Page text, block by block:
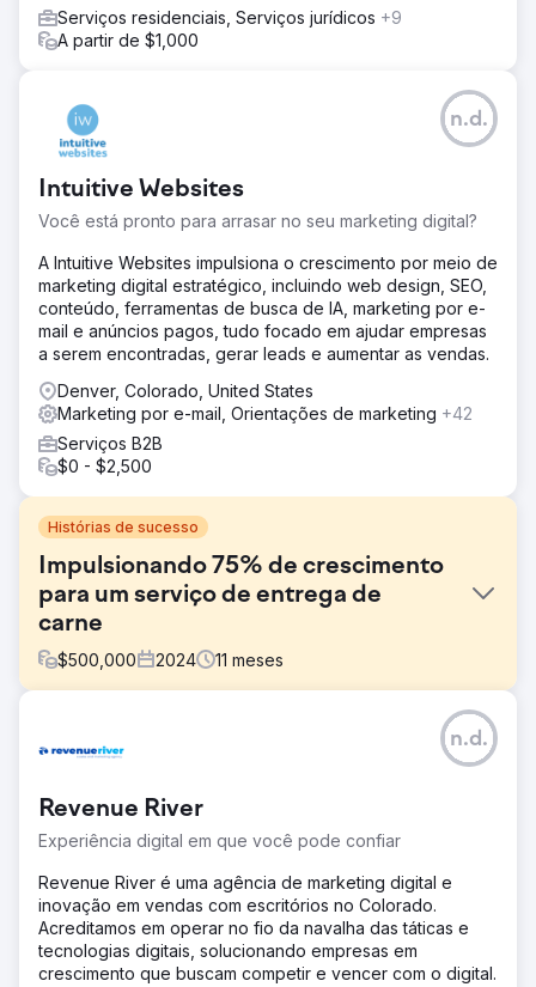
Serviços residenciais, Serviços jurídicos +9
A partir de $1,000
Intuitive Websites
Você está pronto para arrasar no seu marketing digital?
n.d.
A Intuitive Websites impulsiona o crescimento por meio de
marketing digital estratégico, incluindo web design, SEO,
conteúdo, ferramentas de busca de IA, marketing por e-
mail e anúncios pagos, tudo focado em ajudar empresas
a serem encontradas, gerar leads e aumentar as vendas.
Denver, Colorado, United States
Marketing por e-mail, Orientações de marketing +42
Serviços B2B
$0 - $2,500
Histórias de sucesso
Impulsionando 75% de crescimento
para um serviço de entrega de
carne
$500,000 2024 11 meses
Walden Local, um mercado de agricultores moderno,
aumentar sua base de membros. Com uma associação em
declínio desde 2022, a empresa enfrentou desafios
significativos na criação de uma marca coesa e estratégia
de marketing eficaz. Eles precisavam de um parceiro
para melhorar sua marca, site e esforços de marketing
para mudar as coisas e impulsionar um crescimento
mensurável.
Revenue River
Experiência digital em que você pode confiar
n.d.
Revenue River é uma agência de marketing digital e
inovação em vendas com escritórios no Colorado.
Acreditamos em operar no fio da navalha das táticas e
tecnologias digitais, solucionando empresas em
crescimento que buscam competir e vencer com o digital.